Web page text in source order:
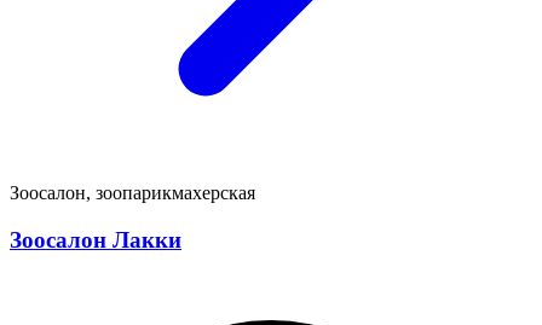
Зоосалон, зоопарикмахерская
Зоосалон Лакки